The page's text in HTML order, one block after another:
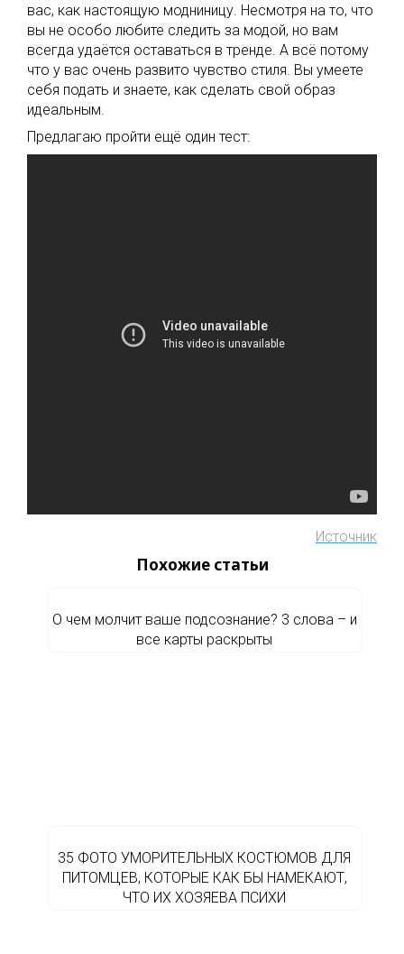
вас, как настоящую модниницу. Несмотря на то, что
вы не особо любите следить за модой, но вам
всегда удаётся оставаться в тренде. А всё потому
что у вас очень развито чувство стиля. Вы умеете
себя подать и знаете, как сделать свой образ
идеальным.
Предлагаю пройти ещё один тест:
Источник
Похожие статьи
О чем молчит ваше подсознание? 3 слова – и
все карты раскрыты
35 ФОТО УМОРИТЕЛЬНЫХ КОСТЮМОВ ДЛЯ
ПИТОМЦЕВ, КОТОРЫЕ КАК БЫ НАМЕКАЮТ,
ЧТО ИХ ХОЗЯЕВА ПСИХИ